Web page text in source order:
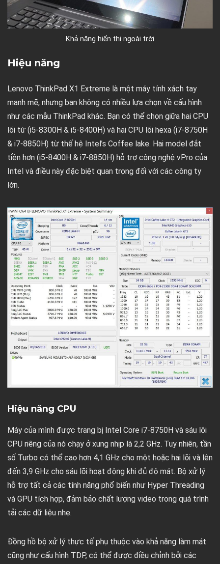
Khả năng hiển thị ngoài trời
Hiệu năng
Lenovo ThinkPad X1 Extreme là một máy tính xách tay
manh mẽ, nhưng bạn không có nhiều lựa chọn về cấu hình
như các mẫu ThinkPad khác. Bạn có thể chọn giữa hai CPU
lõi tứ (i5-8300H & i5-8400H) và hai CPU lõi hexa (i7-8750H
& i7-8850H) từ thế hệ Intel’s Coffee lake. Hai model đắt
tiền hơn (i5-8400H & i7-8850H) hỗ trợ công nghệ vPro của
Intel và điều này đặc biệt quan trọng đối với các công ty
lớn.
Hiệu năng CPU
Máy của mình được trang bị Intel Core i7-8750H và sáu lõi
CPU riêng của nó chạy ở xung nhịp là 2,2 GHz. Tuy nhiên, tần
số Turbo có thể cao hơn 4,1 GHz cho một hoặc hai lõi và lên
đến 3,9 GHz cho sáu lõi hoạt động khi đủ độ mát. Bộ xử lý
hỗ trợ tất cả các tính năng phổ biến như Hyper Threading
và GPU tích hợp, đảm bảo chất lượng video trong quá trình
tải các dữ liệu nhẹ.
Đồng hồ bộ xử lý thực tế phụ thuộc vào khả năng làm mát
cũng như cấu hình TDP, có thể được điều chỉnh bởi các